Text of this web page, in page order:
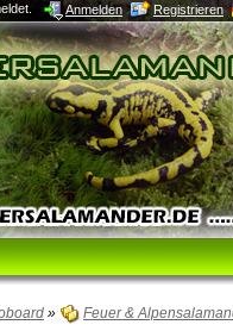
Anmelden Registrieren
» Feuer &